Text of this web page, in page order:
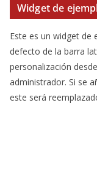
Widget de
Este es un widget de
defecto de la barra
personalización
administrador. Si se
este será